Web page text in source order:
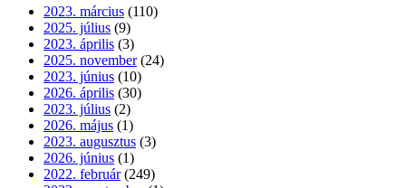
2023. március (110)
2025. július (9)
2023. április (3)
2025. november (24)
2023. június (10)
2026. április (30)
2023. július (2)
2026. május (1)
2023. augusztus (3)
2026. június (1)
2022. február (249)